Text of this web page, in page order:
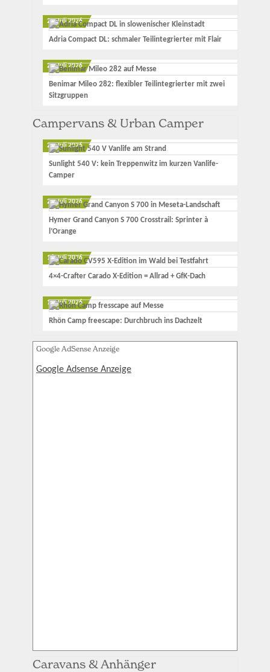
23. Juli 2026
Adria Compact DL: schmaler Teilintegrierter mit Flair
21. Juli 2026
Benimar Mileo 282: flexibler Teilintegrierter mit zwei
Sitzgruppen
Campervans & Urban Camper
25. Juli 2026
Sunlight 540 V: kein Treppenwitz im kurzen Vanlife-
Camper
20. Juli 2026
Hymer Grand Canyon S 700 Crosstrail: Sprinter à
l’Orange
16. Juli 2026
4×4-Crafter Carado X-Edition = Allrad + GfK-Dach
15. Juli 2026
Rhön Camp freescape: Durchbruch ins Dachzelt
Google AdSense Anzeige
Google Adsense Anzeige
Caravans & Anhänger